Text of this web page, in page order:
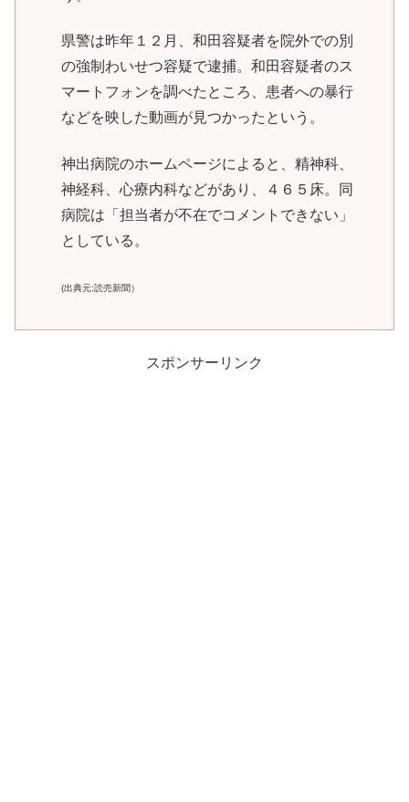
県警は昨年１２月、和田容疑者を院外での別
の強制わいせつ容疑で逮捕。和田容疑者のス
マートフォンを調べたところ、患者への暴行
などを映した動画が見つかったという。
神出病院のホームページによると、精神科、
神経科、心療内科などがあり、４６５床。同
病院は「担当者が不在でコメントできない」
としている。
(出典元;読売新聞）
スポンサーリンク